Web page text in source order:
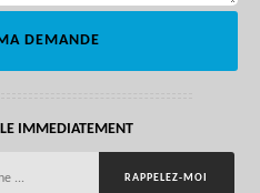
IMMEDIATEMENT